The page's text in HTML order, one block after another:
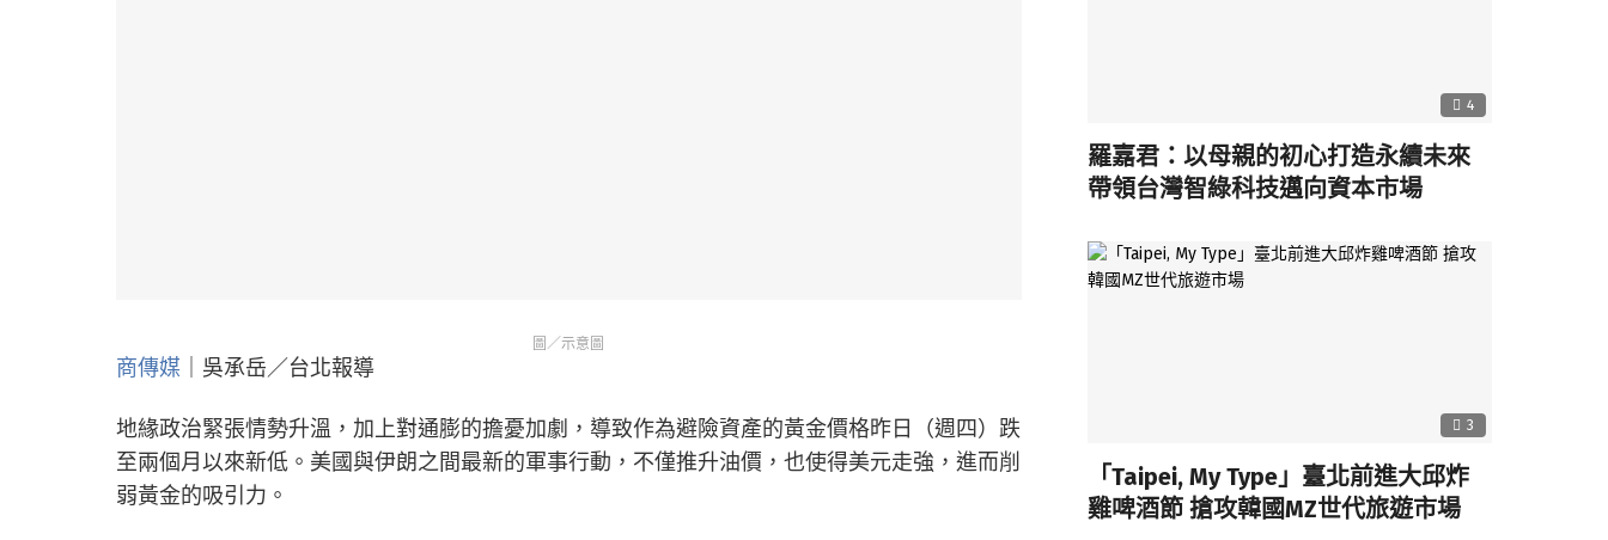
圖／示意圖
商傳媒 ｜吳承岳／台北報導
地緣政治緊張情勢升溫，加上對通膨的擔憂加劇，導致作為避險資產的黃金價格昨日（週四）跌
至兩個月以來新低。美國與伊朗之間最新的軍事行動，不僅推升油價，也使得美元走強，進而削
弱黃金的吸引力。
4
羅嘉君：以母親的初心打造永續未來
帶領台灣智綠科技邁向資本市場
3
「Taipei, My Type」臺北前進大邱炸
雞啤酒節 搶攻韓國MZ世代旅遊市場